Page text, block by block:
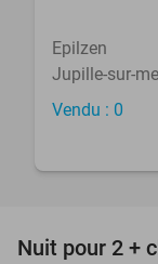
Epilzen
Jupille-sur-
Vendu : 0
Nuit pour 2 +